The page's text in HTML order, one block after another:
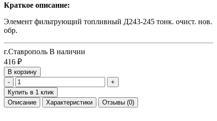
Краткое описание:
Элемент фильтрующий топливный Д243-245 тонк. очист. нов.
обр.
г.Ставрополь В наличии
416 ₽
В корзину
-
+
Купить в 1 клик
Описание
Характеристики Отзывы (0)